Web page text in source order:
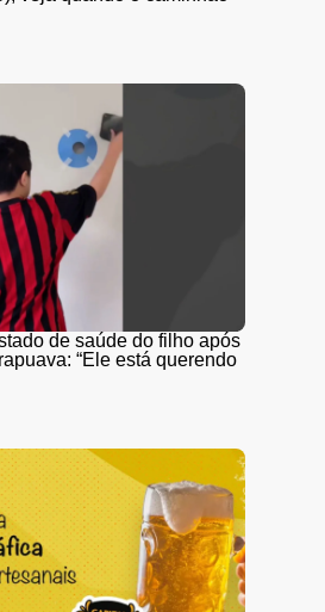
de saúde do filho após
“Ele está querendo